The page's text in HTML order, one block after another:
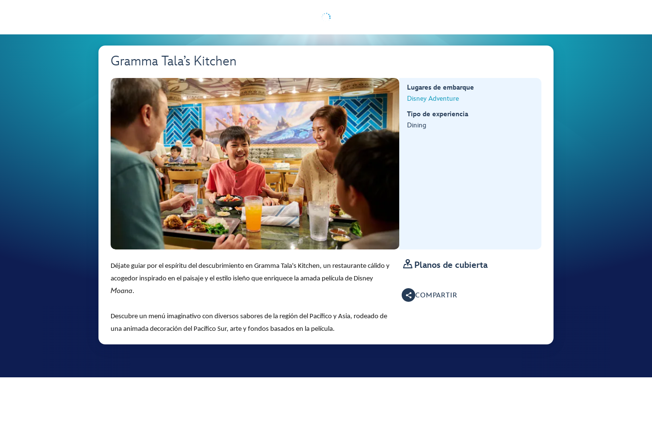
Gramma Tala’s Kitchen
Lugares de embarque
Disney Adventure
Tipo de experiencia
Dining
Déjate guiar por el espíritu del descubrimiento en Gramma Tala's Kitchen, un restaurante cálido y
acogedor inspirado en el paisaje y el estilo isleño que enriquece la amada película de Disney
Moana.
Descubre un menú imaginativo con diversos sabores de la región del Pacífico y Asia, rodeado de
una animada decoración del Pacífico Sur, arte y fondos basados en la película.
 Planos de cubierta
COMPARTIR